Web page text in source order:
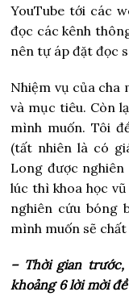
YouTube tới các
đọc các kênh
nên tự áp đặt đọc
Nhiệm vụ của cha
và mục tiêu. Còn
mình muốn. Tôi
(tất nhiên là có
Long được
lúc thì khoa học
nghiên cứu bóng
mình muốn sẽ
– Thời gian trước,
khoảng 6 lời mời